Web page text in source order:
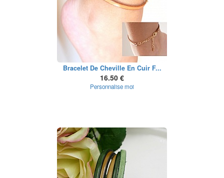
Bracelet De Cheville En Cuir F...
16.50 €
Personnalise moi